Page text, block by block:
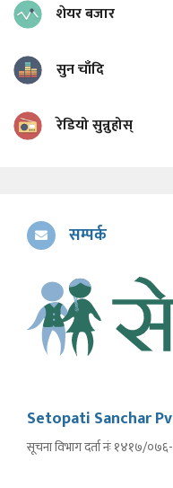
शेयर बजार
सुन चाँदि
रेडियो सुन्नुहोस्
सम्पर्क
Setopati Sanchar
सूचना विभाग दर्ता नंः १४१७/